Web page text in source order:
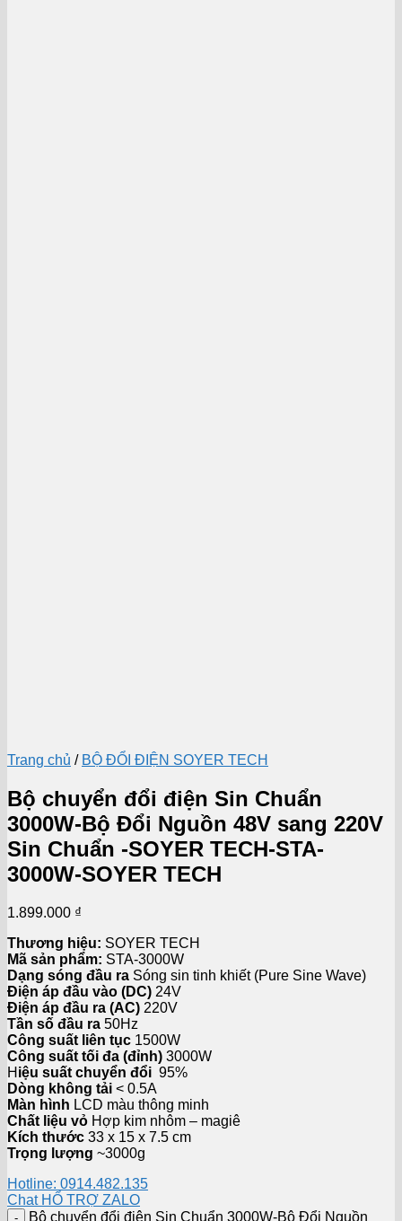
Trang chủ / BỘ ĐỔI ĐIỆN SOYER TECH
Bộ chuyển đổi điện Sin Chuẩn
3000W-Bộ Đổi Nguồn 48V sang 220V
Sin Chuẩn -SOYER TECH-STA-
3000W-SOYER TECH
1.899.000 ₫
Thương hiệu: SOYER TECH
Mã sản phẩm: STA-3000W
Dạng sóng đầu ra Sóng sin tinh khiết (Pure Sine Wave)
Điện áp đầu vào (DC) 24V
Điện áp đầu ra (AC) 220V
Tần số đầu ra 50Hz
Công suất liên tục 1500W
Công suất tối đa (đỉnh) 3000W
H iệu suất chuyển đổi 95%
Dòng không tải < 0.5A
Màn hình LCD màu thông minh
Chất liệu vỏ Hợp kim nhôm – magiê
Kích thước 33 x 15 x 7.5 cm
Trọng lượng ~3000g
Hotline: 0914.482.135
Chat HỔ TRỢ ZALO
Bộ chuyển đổi điện Sin Chuẩn 3000W-Bộ Đổi Nguồn